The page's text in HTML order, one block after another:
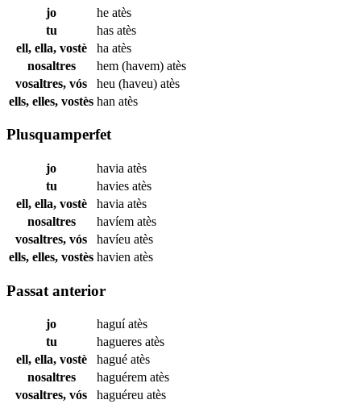
jo he atès
tu
has atès
ell, ella, vostè
ha atès
nosaltres
hem (havem) atès
vosaltres, vós
heu (haveu) atès
ells, elles, vostès han atès
Plusquamperfet
jo havia atès
tu
havies atès
ell, ella, vostè
havia atès
nosaltres
havíem atès
vosaltres, vós
havíeu atès
ells, elles, vostès havien atès
Passat anterior
jo haguíatès
tu
hagueres atès
ell, ella, vostè
hagué atès
nosaltres
haguérem atès
vosaltres, vós
haguéreu atès